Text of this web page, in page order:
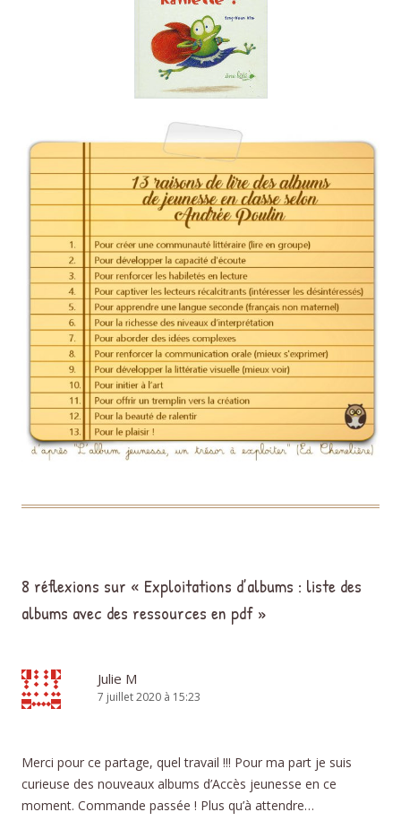
8 réflexions sur « Exploitations d’albums : liste des
albums avec des ressources en pdf »
Julie M
7 juillet 2020 à 15:23
Merci pour ce partage, quel travail !!! Pour ma part je suis
curieuse des nouveaux albums d’Accès jeunesse en ce
moment. Commande passée ! Plus qu’à attendre…